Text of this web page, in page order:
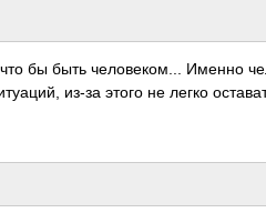
бы быть чело­веко­м... Именно
из-за этого не легко